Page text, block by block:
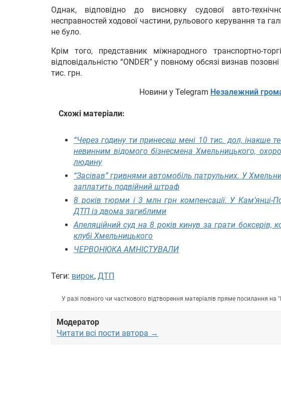
Однак, відповідно до висновку судової авто-
несправностей ходової частини, рульового керування та
не було.
Крім того, представник міжнародного транспортно-
відповідальністю “ONDER” у повному обсязі визнав
тис. грн.
Новини у Telegram Незалежний
Схожі матеріали:
“Через годину ти принесеш мені 10 тис. дол, інакше
невинним відомого бізнесмена Хмельницького,
людину
“Засівав” гривнями автомобіль патрульних. У
заплатить подвійний штраф
8 років тюрми і 3 млн грн компенсації. У Кам’янці-
ДТП із двома загиблими
Апеляційний суд на 8 років кинув за грати боксерів,
клубі Хмельницького
ЧЕРВОНЮКА АМНІСТУВАЛИ
Теги: вирок, ДТП
У разі повного чи часткового відтворення матеріалів пряме посилання
Модератор
Читати всі пости автора →